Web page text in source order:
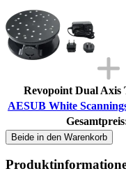
Revopoint Dual Axis
AESUB White
Beide in den Warenkorb